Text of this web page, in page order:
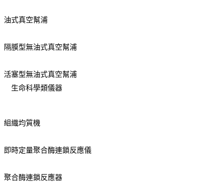
油式真空幫浦
隔膜型無油式真空幫浦
活塞型無油式真空幫浦
生命科學類儀器
組織均質機
即時定量聚合酶連鎖反應儀
聚合酶連鎖反應器